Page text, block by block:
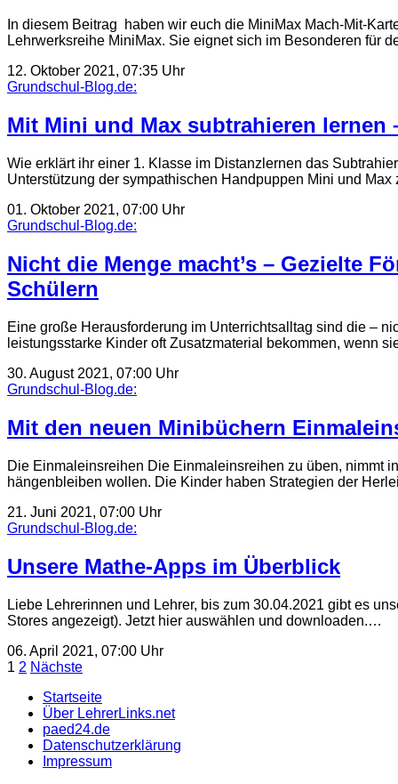
In diesem Beitrag haben wir euch die MiniMax Mach-Mit-
Lehrwerksreihe MiniMax. Sie eignet sich im Besonderen für
12. Oktober 2021, 07:35 Uhr
Grundschul-Blog.de:
Mit Mini und Max subtrahieren lernen
Wie erklärt ihr einer 1. Klasse im Distanzlernen das
Unterstützung der sympathischen Handpuppen Mini und
01. Oktober 2021, 07:00 Uhr
Grundschul-Blog.de:
Nicht die Menge macht’s – Gezielte
Schülern
Eine große Herausforderung im Unterrichtsalltag sind die –
leistungsstarke Kinder oft Zusatzmaterial bekommen, wenn
30. August 2021, 07:00 Uhr
Grundschul-Blog.de:
Mit den neuen Minibüchern
Die Einmaleinsreihen Die Einmaleinsreihen zu üben, nimmt
hängenbleiben wollen. Die Kinder haben Strategien der
21. Juni 2021, 07:00 Uhr
Grundschul-Blog.de:
Unsere Mathe-Apps im Überblick
Liebe Lehrerinnen und Lehrer, bis zum 30.04.2021 gibt es
Stores angezeigt). Jetzt hier auswählen und downloaden.…
06. April 2021, 07:00 Uhr
Seitennummerierung
der
Beiträge
1 2 Nächste
Startseite
Über LehrerLinks.net
paed24.de
Datenschutzerklärung
Impressum